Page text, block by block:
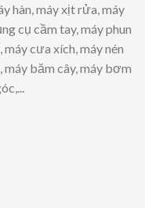
hàn, máy xịt rửa, máy
cụ cầm tay, máy phun
cưa xích, máy nén
máy băm cây, máy bơm